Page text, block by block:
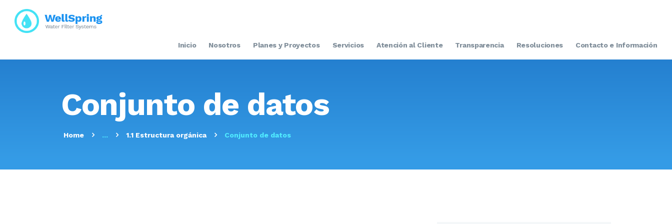
Inicio Nosotros Planes y Proyectos Servicios Atención al Cliente Transparencia Resoluciones Contacto e Información
Conjunto de datos
Home ... 1.1 Estructura orgánica Conjunto de datos
PLANES Y
SERVICIOS
ATENCIÓN AL
CLIENTE